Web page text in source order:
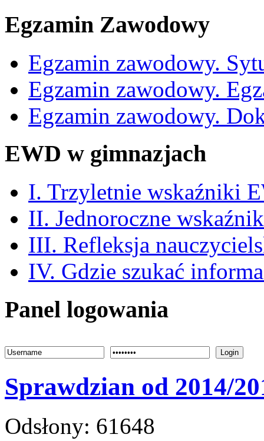
Egzamin Zawodowy
Egzamin zawodowy.
Egzamin zawodowy.
Egzamin zawodowy.
EWD w gimnazjach
I. Trzyletnie wskaźniki
II. Jednoroczne
III. Refleksja
IV. Gdzie szukać
Panel logowania
Login
Sprawdzian od 2014/
Odsłony: 61648